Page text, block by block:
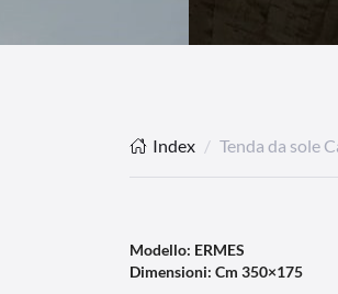
Index Tenda da sole
Modello: ERMES
Dimensioni: Cm 350×175